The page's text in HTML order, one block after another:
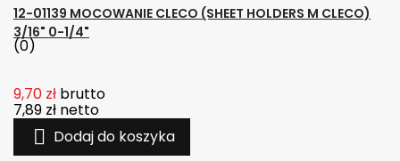
12-01139 MOCOWANIE CLECO (SHEET HOLDERS M CLECO)
3/16" 0-1/4"
(0)
9,70 zł brutto
7,89 zł netto
 Dodaj do koszyka